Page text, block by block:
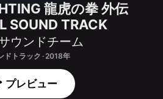
龍虎の拳 外伝
SOUND TRACK
ウンドチーム
ドトラック · 2018年
プレビュー